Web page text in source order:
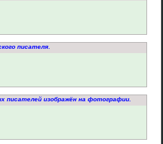
писателя.
писателей изображён на фотографии.